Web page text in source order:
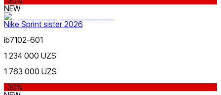
NEW
Nike Sprint sister 2026
ib7102-601
1 234 000 UZS
1 763 000 UZS
-30%